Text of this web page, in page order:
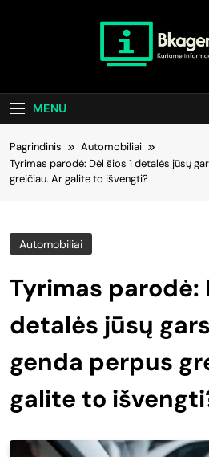
MENU
Pagrindinis
Automobiliai
Tyrimas parodė: Dėl šios 1 detalės jūsų
greičiau. Ar galite to išvengti?
Automobiliai
Tyrimas parodė:
detalės jūsų
genda perpus
galite to